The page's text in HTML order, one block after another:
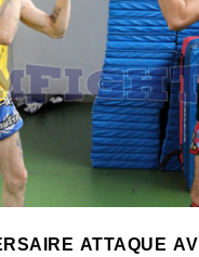
ATTAQUE